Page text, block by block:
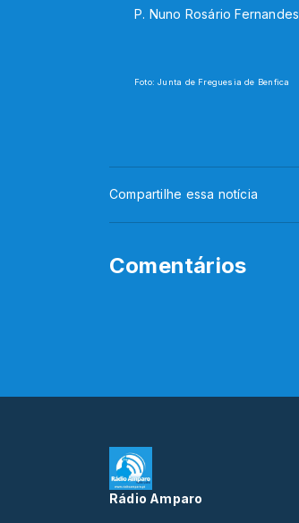
P. Nuno Rosário Fernandes
Foto: Junta de Freguesia de Benfica
Compartilhe essa notícia
Comentários
Rádio Amparo